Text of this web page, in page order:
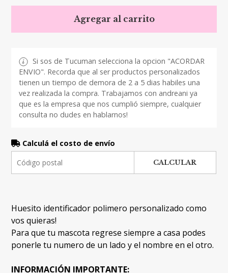
Agregar al carrito
Si sos de Tucuman selecciona la opcion "ACORDAR
ENVIO". Recorda que al ser productos personalizados
tienen un tiempo de demora de 2 a 5 dias habiles una
vez realizada la compra. Trabajamos con andreani ya
que es la empresa que nos cumplió siempre, cualquier
consulta no dudes en hablarnos!
Calculá el costo de envío
CALCULAR
Huesito identificador polimero personalizado como
vos quieras!
Para que tu mascota regrese siempre a casa podes
ponerle tu numero de un lado y el nombre en el otro.
INFORMACIÓN IMPORTANTE: